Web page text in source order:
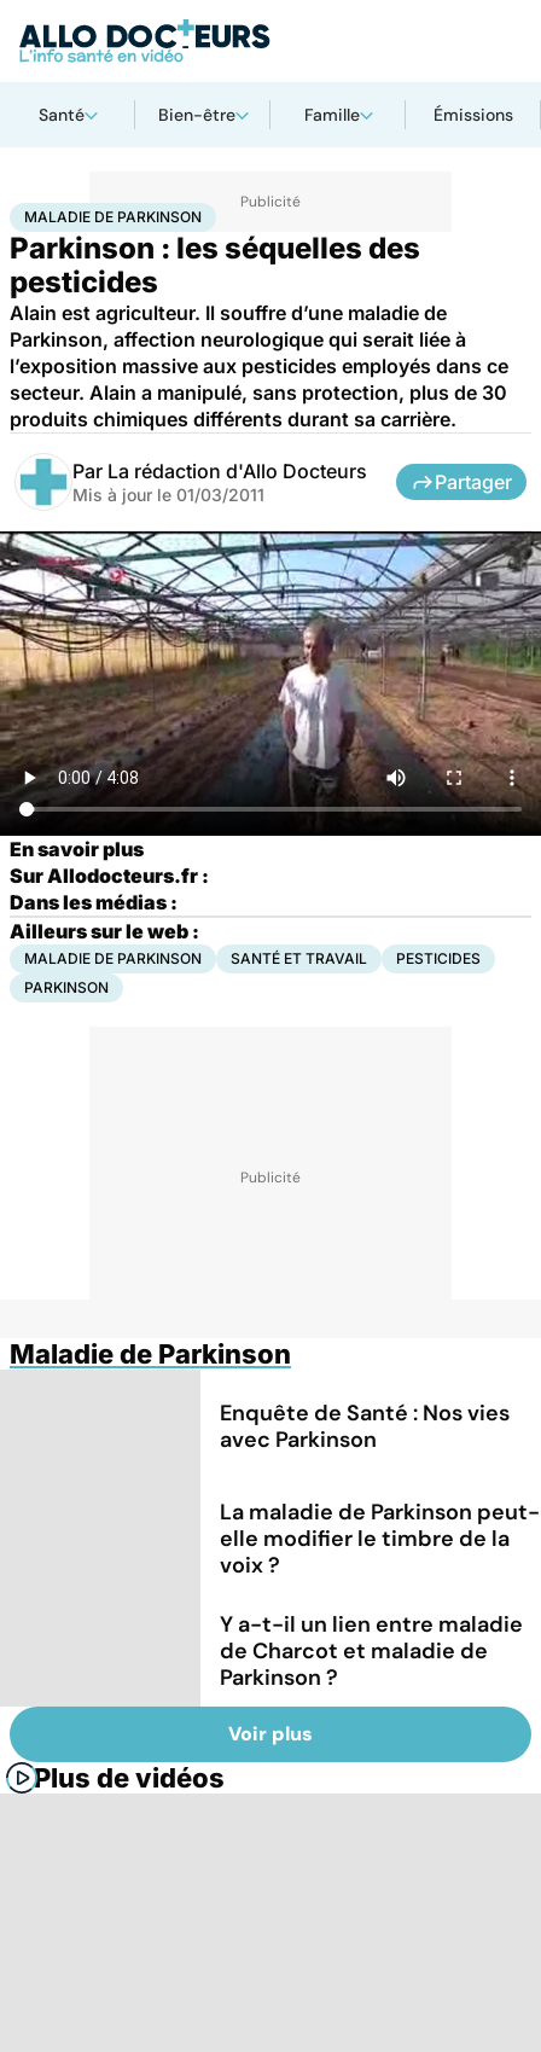
Santé Bien-être Famille Émissions
AccueilSantéMaladie de Parkinson
MALADIE DE PARKINSON
Parkinson : les séquelles des
pesticides
Alain est agriculteur. Il souffre d’une maladie de
Parkinson, affection neurologique qui serait liée à
l’exposition massive aux pesticides employés dans ce
secteur. Alain a manipulé, sans protection, plus de 30
produits chimiques différents durant sa carrière.
Par La rédaction d'Allo Docteurs
Mis à jour le 01/03/2011
Partager
En savoir plus
Sur Allodocteurs.fr :
Dans les médias :
Ailleurs sur le web :
MALADIE DE PARKINSON SANTÉ ET TRAVAIL
PESTICIDES
PARKINSON
Maladie de Parkinson
Enquête de Santé : Nos vies
avec Parkinson
La maladie de Parkinson peut-
elle modifier le timbre de la
voix ?
Y a-t-il un lien entre maladie
de Charcot et maladie de
Parkinson ?
Voir plus
Plus de vidéos